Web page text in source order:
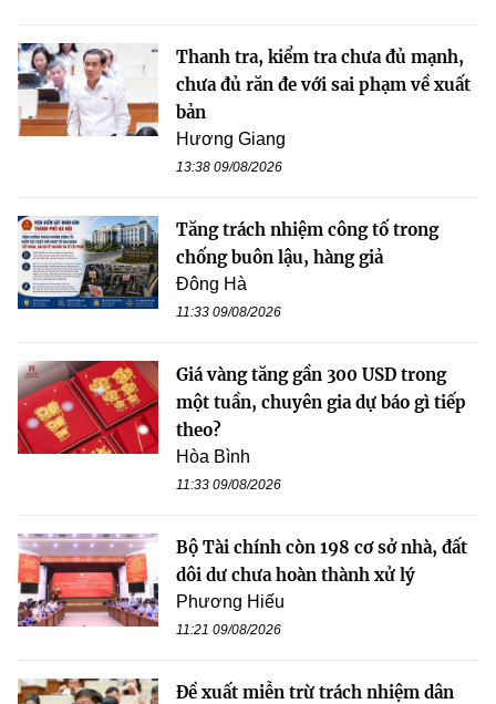
Thanh tra, kiểm tra chưa đủ mạnh,
chưa đủ răn đe với sai phạm về xuất
bản
Hương Giang
13:38 09/08/2026
Tăng trách nhiệm công tố trong
chống buôn lậu, hàng giả
Đông Hà
11:33 09/08/2026
Giá vàng tăng gần 300 USD trong
một tuần, chuyên gia dự báo gì tiếp
theo?
Hòa Bình
11:33 09/08/2026
Bộ Tài chính còn 198 cơ sở nhà, đất
dôi dư chưa hoàn thành xử lý
Phương Hiếu
11:21 09/08/2026
Đề xuất miễn trừ trách nhiệm dân